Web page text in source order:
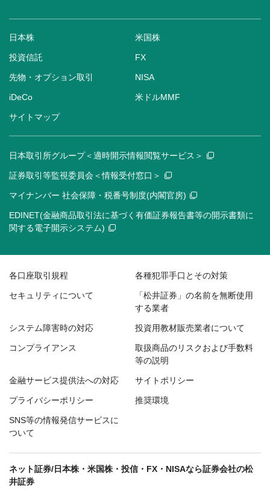
日本株 米国株
投資信託 FX
先物・オプション取引 NISA
iDeCo 米ドルMMF
サイトマップ
日本取引所グループ＜適時開示情報閲覧サービス＞
証券取引等監視委員会＜情報受付窓口＞
マイナンバー 社会保障・税番号制度(内閣官房)
EDINET(金融商品取引法に基づく有価証券報告書等の開示書類に
関する電子開示システム)
各口座取引規程 各種犯罪手口とその対策
セキュリティについて
「松井証券」の名前を無断使用
する業者
システム障害時の対応 投資用教材販売業者について
コンプライアンス
取扱商品のリスクおよび手数料
等の説明
金融サービス提供法への対応 サイトポリシー
プライバシーポリシー 推奨環境
SNS等の情報発信サービスに
ついて
ネット証券/日本株・米国株・投信・FX・NISAなら証券会社の松
井証券